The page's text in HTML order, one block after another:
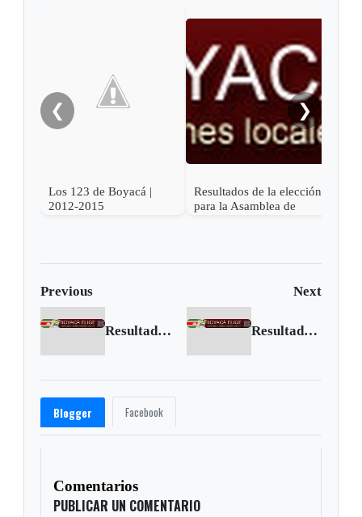
❮
Los 123 de Boyacá |
2012-2015
Resultados de la elección
para la Asamblea de
❯
Previous Next
Resultados de las elecciones en Sativasur | octubre 30 2011 Resultados de las elecciones en Nuevo Colón | octubre 30 2011
Blogger Facebook
Comentarios
PUBLICAR UN COMENTARIO